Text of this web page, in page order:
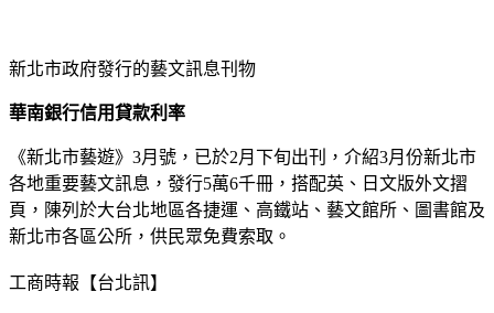
新北市政府發行的藝文訊息刊物
華南銀行信用貸款利率
《新北市藝遊》3月號，已於2月下旬出刊，介紹3月份新北市
各地重要藝文訊息，發行5萬6千冊，搭配英、日文版外文摺
頁，陳列於大台北地區各捷運、高鐵站、藝文館所、圖書館及
新北市各區公所，供民眾免費索取。
工商時報【台北訊】